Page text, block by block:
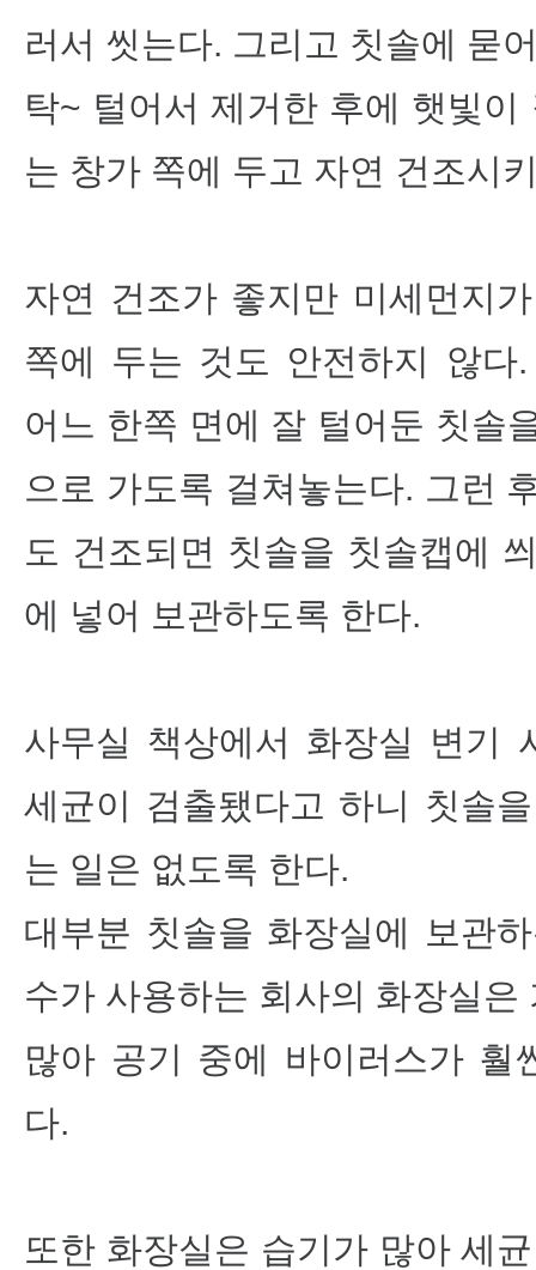
러서 씻는다. 그리고 칫솔에 묻
탁~ 털어서 제거한 후에 햇빛
는 창가 쪽에 두고 자연 건조시
자연 건조가 좋지만 미세먼지
쪽에 두는 것도 안전하지 않다
어느 한쪽 면에 잘 털어둔 칫솔
으로 가도록 걸쳐놓는다. 그런
도 건조되면 칫솔을 칫솔캡에
에 넣어 보관하도록 한다.
사무실 책상에서 화장실 변기
세균이 검출됐다고 하니 칫솔
는 일은 없도록 한다.
대부분 칫솔을 화장실에 보관
수가 사용하는 회사의 화장실은
많아 공기 중에 바이러스가 훨
다.
또한 화장실은 습기가 많아 세